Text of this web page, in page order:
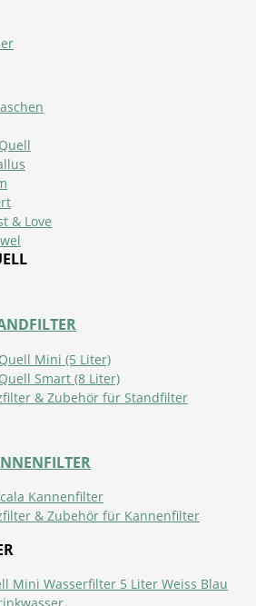
& Love
Mini (5 Liter)
Smart (8 Liter)
& Zubehör für Standfilter
Kannenfilter
& Zubehör für Kannenfilter